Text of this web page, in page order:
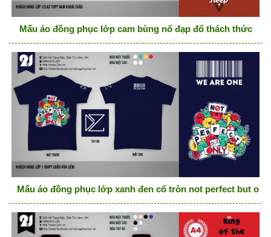
Mấu áo đồng phục lớp cam bùng nổ đạp đổ thách thức
Mấu áo đồng phục lớp xanh đen cổ tròn not perfect but only